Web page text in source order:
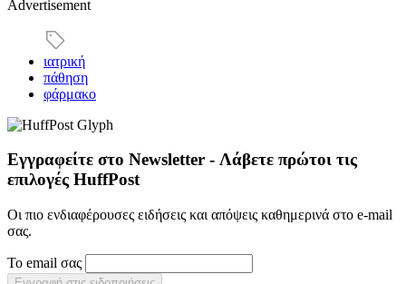
Advertisement
ιατρική
πάθηση
φάρμακο
Εγγραφείτε στο Newsletter - Λάβετε πρώτοι τις
επιλογές HuffPost
Οι πιο ενδιαφέρουσες ειδήσεις και απόψεις καθημερινά στο e-mail
σας.
Το email σας